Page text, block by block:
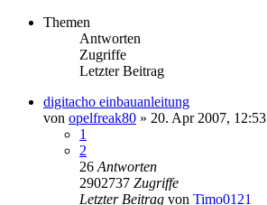
Themen
Antworten
Zugriffe
Letzter Beitrag
digitacho einbauanleitung
von opelfreak80 » 20. Apr 2007, 12:53
1
2
26 Antworten
2902737 Zugriffe
Letzter Beitrag von Timo0121